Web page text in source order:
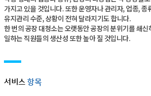
가지고 있을 것입니다. 또한 운영자나 관리자, 업종, 종
유지관리 수준, 상황이 전혀 달라지기도 합니다.
한 번의 공장 대청소는 오랫동안 공장의 분위기를 쇄
일하는 직원들의 생산성 또한 높아 질 것입니다.
서비스 항목